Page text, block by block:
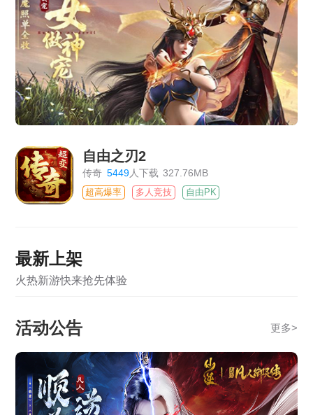
自由之刃2
传奇 5449人下载 327.76MB
超高爆率 多人竞技 自由PK
最新上架
火热新游快来抢先体验
活动公告 更多>